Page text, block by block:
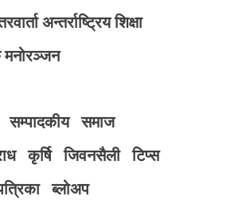
अन्तर्राष्ट्रिय शिक्षा
मनोरञ्जन
सम्पादकीय
समाज
कृर्षि जिवनसैली
टिप्स
ब्लोअप